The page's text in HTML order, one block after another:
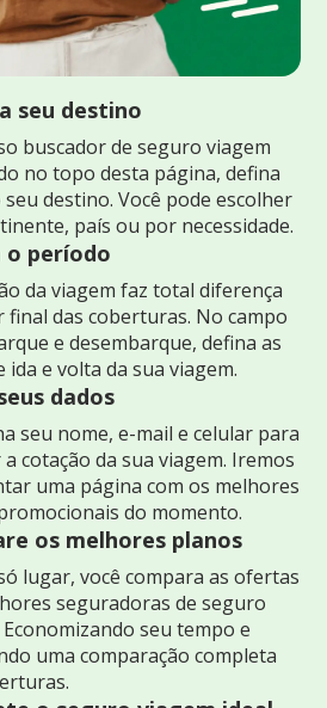
seu destino
buscador de seguro viagem
no topo desta página, defina
seu destino. Você pode escolher
país ou por necessidade.
o período
da viagem faz total diferença
final das coberturas. No campo
e desembarque, defina as
ida e volta da sua viagem.
dados
seu nome, e-mail e celular para
cotação da sua viagem. Iremos
uma página com os melhores
do momento.
os melhores planos
lugar, você compara as ofertas
seguradoras de seguro
seu tempo e
uma comparação completa